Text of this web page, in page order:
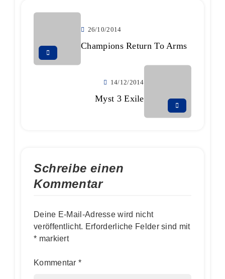
26/10/2014
Champions Return To Arms
14/12/2014
Myst 3 Exile
Schreibe einen
Kommentar
Deine E-Mail-Adresse wird nicht
veröffentlicht. Erforderliche Felder sind mit
* markiert
Kommentar*